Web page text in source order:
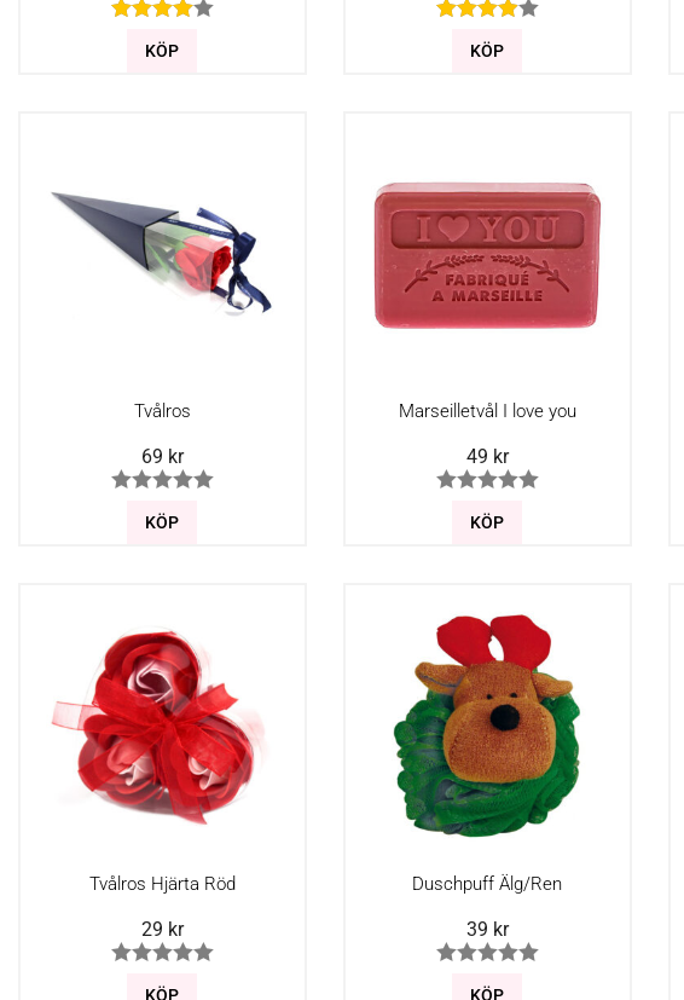
KÖP KÖP
Tvålros
69 kr
KÖP
Marseilletvål I love you
49 kr
KÖP
Tvålros Hjärta Röd
29 kr
KÖP
Duschpuff Älg/Ren
39 kr
KÖP